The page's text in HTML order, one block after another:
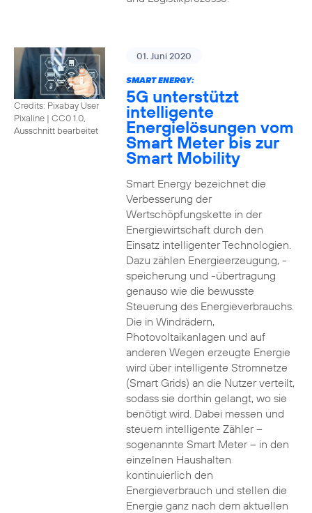
Credits: Pixabay User
Pixaline | CC0 1.0,
Ausschnitt bearbeitet
01. Juni 2020
SMART ENERGY:
5G unterstützt
intelligente
Energielösungen vom
Smart Meter bis zur
Smart Mobility
Smart Energy bezeichnet die
Verbesserung der
Wertschöpfungskette in der
Energiewirtschaft durch den
Einsatz intelligenter Technologien.
Dazu zählen Energieerzeugung, -
speicherung und -übertragung
genauso wie die bewusste
Steuerung des Energieverbrauchs.
Die in Windrädern,
Photovoltaikanlagen und auf
anderen Wegen erzeugte Energie
wird über intelligente Stromnetze
(Smart Grids) an die Nutzer verteilt,
sodass sie dorthin gelangt, wo sie
benötigt wird. Dabei messen und
steuern intelligente Zähler –
sogenannte Smart Meter – in den
einzelnen Haushalten
kontinuierlich den
Energieverbrauch und stellen die
Energie ganz nach dem aktuellen